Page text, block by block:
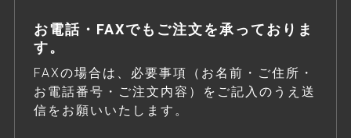
お電話・FAXでもご注文を承っておりま
す。
FAXの場合は、必要事項（お名前・ご住所・
お電話番号・ご注文内容）をご記入のうえ送
信をお願いいたします。